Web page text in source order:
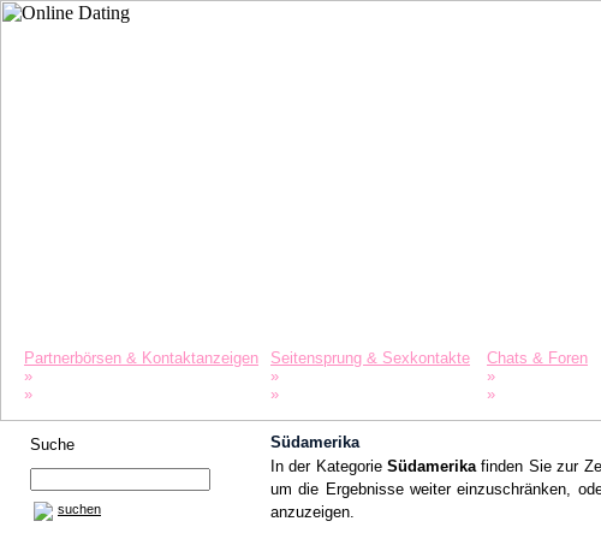
Partnerbörsen & Kontaktanzeigen Seitensprung & Sexkontakte Chats & Foren
»
» »
» » »
Suche
suchen
Südamerika
In der KategorieSüdamerikafinden Sie zur
um die Ergebnisse weiter einzuschränken,
anzuzeigen.